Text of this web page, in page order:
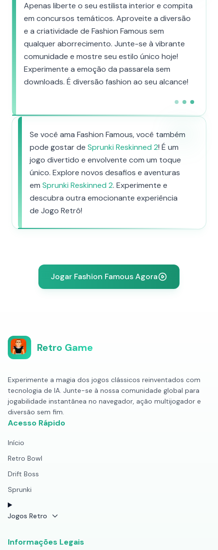
Apenas liberte o seu estilista interior e compita
em concursos temáticos. Aproveite a diversão
e a criatividade de Fashion Famous sem
qualquer aborrecimento. Junte-se à vibrante
comunidade e mostre seu estilo único hoje!
Experimente a emoção da passarela sem
downloads. É diversão fashion ao seu alcance!
Se você ama Fashion Famous, você também
pode gostar de Sprunki Reskinned 2! É um
jogo divertido e envolvente com um toque
único. Explore novos desafios e aventuras
em Sprunki Reskinned 2. Experimente e
descubra outra emocionante experiência
de Jogo Retrô!
Jogar Fashion Famous Agora
Retro Game
Experimente a magia dos jogos clássicos reinventados com
tecnologia de IA. Junte-se à nossa comunidade global para
jogabilidade instantânea no navegador, ação multijogador e
diversão sem fim.
Acesso Rápido
Início
Retro Bowl
Drift Boss
Sprunki
Jogos Retro
Informações Legais